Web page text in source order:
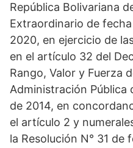
República Bolivariana
Extraordinario de
2020, en ejercicio de
en el artículo 32 del
Rango, Valor y Fuerza
Administración Pública
de 2014, en
el artículo 2 y
la Resolución N° 31